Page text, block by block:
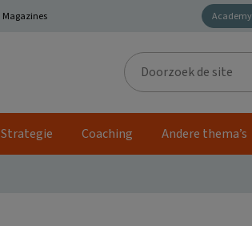
Magazines Academy
Doorzoek
de
site
Strategie Coaching Andere thema’s